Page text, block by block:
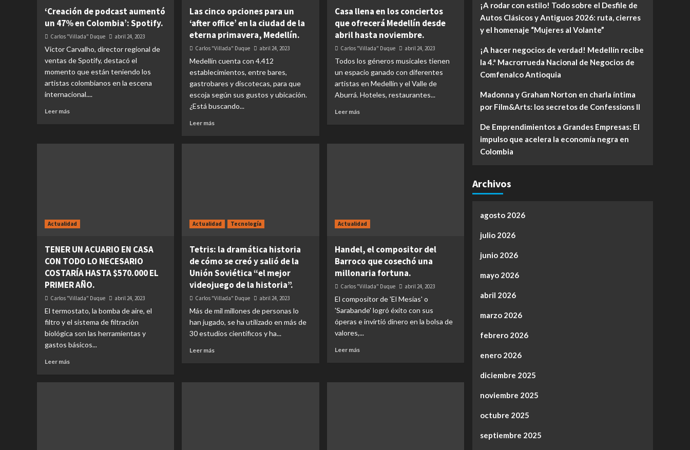
‘Creación de podcast aumentó
un 47% en Colombia’: Spotify.
Carlos "Villada" Duque abril 24, 2023
Victor Carvalho, director regional de
ventas de Spotify, destacó el
momento que están teniendo los
artistas colombianos en la escena
internacional....
Leer más
Las cinco opciones para un
‘after office’ en la ciudad de la
eterna primavera, Medellín.
Carlos "Villada" Duque abril 24, 2023
Medellín cuenta con 4.412
establecimientos, entre bares,
gastrobares y discotecas, para que
escoja según sus gustos y ubicación.
¿Está buscando...
Leer más
Casa llena en los conciertos
que ofrecerá Medellín desde
abril hasta noviembre.
Carlos "Villada" Duque abril 24, 2023
Todos los géneros musicales tienen
un espacio ganado con diferentes
artistas en Medellín y el Valle de
Aburrá. Hoteles, restaurantes...
Leer más
Actualidad
TENER UN ACUARIO EN CASA
CON TODO LO NECESARIO
COSTARÍA HASTA $570.000 EL
PRIMER AÑO.
Carlos "Villada" Duque abril 24, 2023
El termostato, la bomba de aire, el
filtro y el sistema de filtración
biológica son las herramientas y
gastos básicos...
Leer más
Actualidad Tecnología
Tetris: la dramática historia
de cómo se creó y salió de la
Unión Soviética “el mejor
videojuego de la historia”.
Carlos "Villada" Duque abril 24, 2023
Más de mil millones de personas lo
han jugado, se ha utilizado en más de
30 estudios científicos y ha...
Leer más
Actualidad
Handel, el compositor del
Barroco que cosechó una
millonaria fortuna.
Carlos "Villada" Duque abril 24, 2023
El compositor de 'El Mesías' o
'Sarabande' logró éxito con sus
óperas e invirtió dinero en la bolsa de
valores,...
Leer más
¡A rodar con estilo! Todo sobre el Desfile de
Autos Clásicos y Antiguos 2026: ruta, cierres
y el homenaje “Mujeres al Volante”
¡A hacer negocios de verdad! Medellín recibe
la 4.ª Macrorrueda Nacional de Negocios de
Comfenalco Antioquia
Madonna y Graham Norton en charla íntima
por Film&Arts: los secretos de Confessions II
De Emprendimientos a Grandes Empresas: El
impulso que acelera la economía negra en
Colombia
Archivos
agosto 2026
julio 2026
junio 2026
mayo 2026
abril 2026
marzo 2026
febrero 2026
enero 2026
diciembre 2025
noviembre 2025
octubre 2025
septiembre 2025